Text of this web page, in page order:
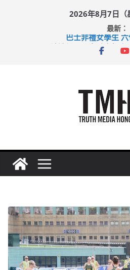
2026年8月7日（
最新：
巴士非禮女學生
涉造假公屋富戶申報表